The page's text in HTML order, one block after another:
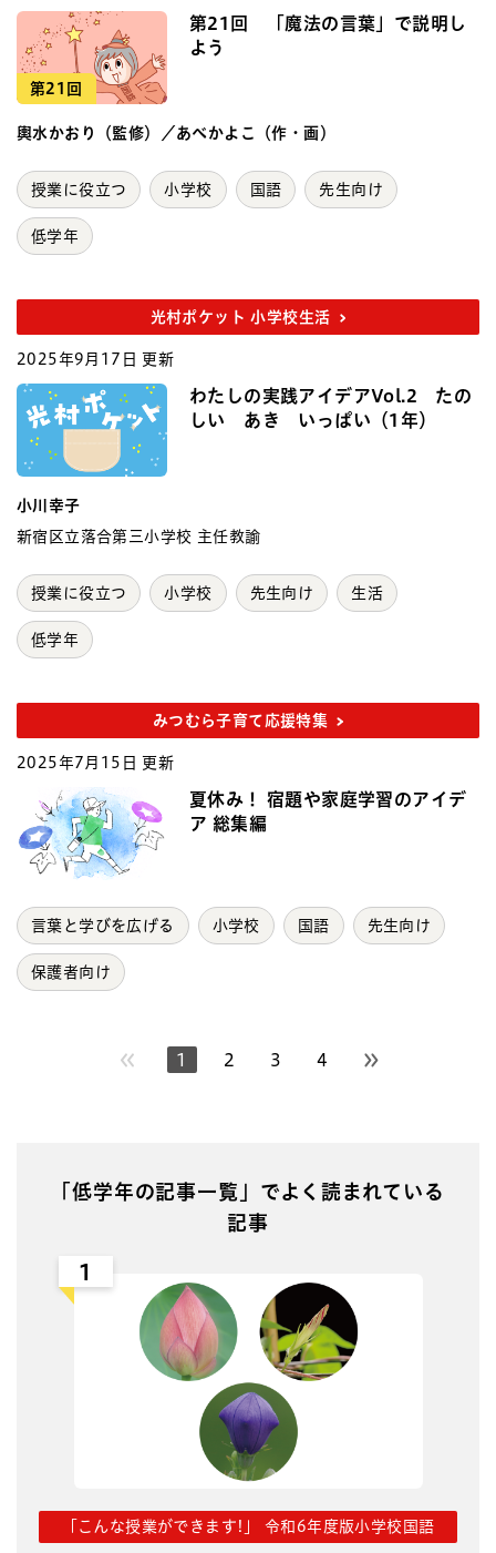
第21回
第21回 「魔法の言葉」で説明し
よう
輿水かおり（監修）／あべかよこ（作・画）
授業に役立つ 小学校 国語 先生向け
低学年
光村ポケット 小学校生活
2025年9月17日 更新
わたしの実践アイデアVol.2 たの
しい あき いっぱい（1年）
小川幸子
新宿区立落合第三小学校 主任教諭
授業に役立つ 小学校 先生向け 生活
低学年
みつむら子育て応援特集
2025年7月15日 更新
夏休み！ 宿題や家庭学習のアイデ
ア 総集編
言葉と学びを広げる 小学校 国語 先生向け
保護者向け
1 2 3 4 次のページへ
「低学年の記事一覧」でよく読まれている
記事
1
「こんな授業ができます!」 令和6年度版小学校国語